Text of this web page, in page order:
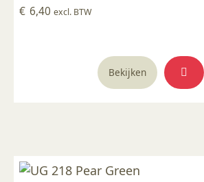
maken Geschikt voor gebruiksgoed
€ 6,40 excl. BTW
Bekijken